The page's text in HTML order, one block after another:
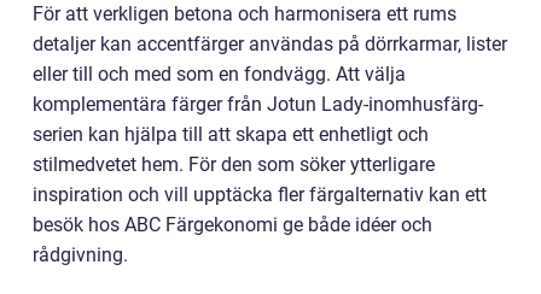
För att verkligen betona och harmonisera ett rums
detaljer kan accentfärger användas på dörrkarmar, lister
eller till och med som en fondvägg. Att välja
komplementära färger från Jotun Lady-inomhusfärg-
serien kan hjälpa till att skapa ett enhetligt och
stilmedvetet hem. För den som söker ytterligare
inspiration och vill upptäcka fler färgalternativ kan ett
besök hos ABC Färgekonomi ge både idéer och
rådgivning.